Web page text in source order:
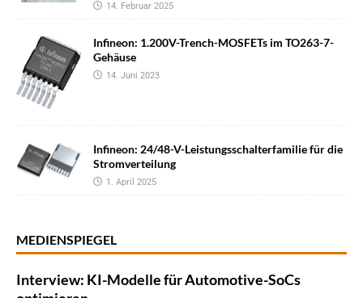
14. Februar 2025
Infineon: 1.200V-Trench-MOSFETs im TO263-7-
Gehäuse
14. Juni 2023
Infineon: 24/48-V-Leistungsschalterfamilie für die
Stromverteilung
1. April 2025
MEDIENSPIEGEL
Interview: KI-Modelle für Automotive-SoCs